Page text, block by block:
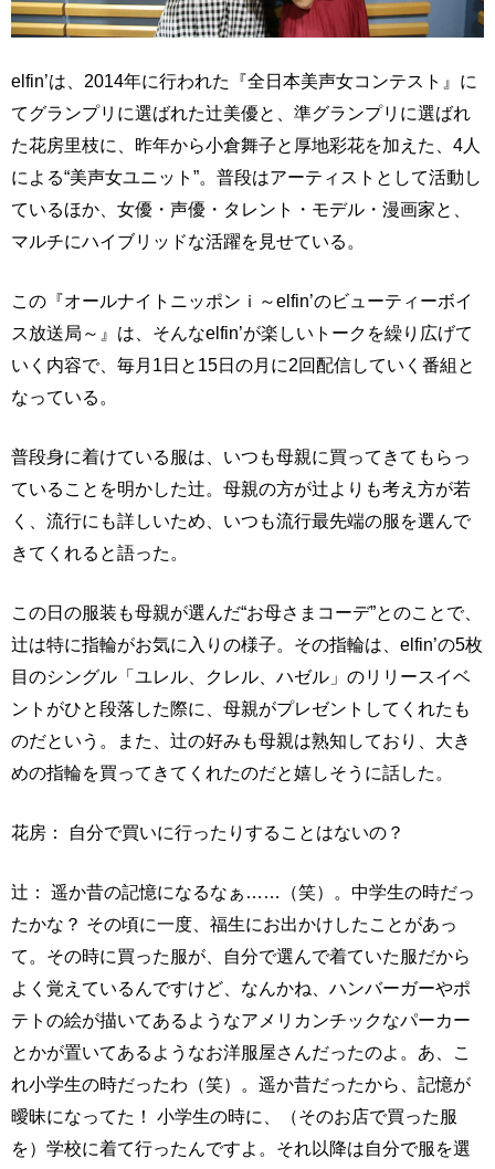
elfin’は、2014年に行われた『全日本美声女コンテスト』に
てグランプリに選ばれた辻美優と、準グランプリに選ばれ
た花房里枝に、昨年から小倉舞子と厚地彩花を加えた、4人
による“美声女ユニット”。普段はアーティストとして活動し
ているほか、女優・声優・タレント・モデル・漫画家と、
マルチにハイブリッドな活躍を見せている。
この『オールナイトニッポンｉ～elfin’のビューティーボイ
ス放送局～』は、そんなelfin’が楽しいトークを繰り広げて
いく内容で、毎月1日と15日の月に2回配信していく番組と
なっている。
普段身に着けている服は、いつも母親に買ってきてもらっ
ていることを明かした辻。母親の方が辻よりも考え方が若
く、流行にも詳しいため、いつも流行最先端の服を選んで
きてくれると語った。
この日の服装も母親が選んだ“お母さまコーデ”とのことで、
辻は特に指輪がお気に入りの様子。その指輪は、elfin’の5枚
目のシングル「ユレル、クレル、ハゼル」のリリースイベ
ントがひと段落した際に、母親がプレゼントしてくれたも
のだという。また、辻の好みも母親は熟知しており、大き
めの指輪を買ってきてくれたのだと嬉しそうに話した。
花房： 自分で買いに行ったりすることはないの？
辻： 遥か昔の記憶になるなぁ……（笑）。中学生の時だっ
たかな？ その頃に一度、福生にお出かけしたことがあっ
て。その時に買った服が、自分で選んで着ていた服だから
よく覚えているんですけど、なんかね、ハンバーガーやポ
テトの絵が描いてあるようなアメリカンチックなパーカー
とかが置いてあるようなお洋服屋さんだったのよ。あ、こ
れ小学生の時だったわ（笑）。遥か昔だったから、記憶が
曖昧になってた！ 小学生の時に、（そのお店で買った服
を）学校に着て行ったんですよ。それ以降は自分で服を選